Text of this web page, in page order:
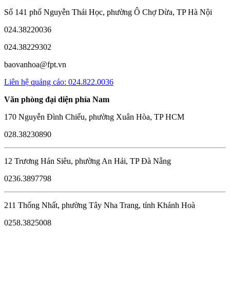
Số 141 phố Nguyễn Thái Học, phường Ô Chợ Dừa, TP Hà Nội
024.38220036
024.38229302
baovanhoa@fpt.vn
Liên hệ quảng cáo: 024.822.0036
Văn phòng đại diện phía Nam
170 Nguyễn Đình Chiểu, phường Xuân Hòa, TP HCM
028.38230890
12 Trương Hán Siêu, phường An Hải, TP Đà Nẵng
0236.3897798
211 Thống Nhất, phường Tây Nha Trang, tỉnh Khánh Hoà
0258.3825008